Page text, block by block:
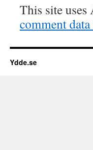
This site uses
comment
Ydde.se